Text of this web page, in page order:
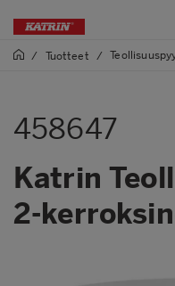
/ Tuotteet /
458647
Katrin
2-